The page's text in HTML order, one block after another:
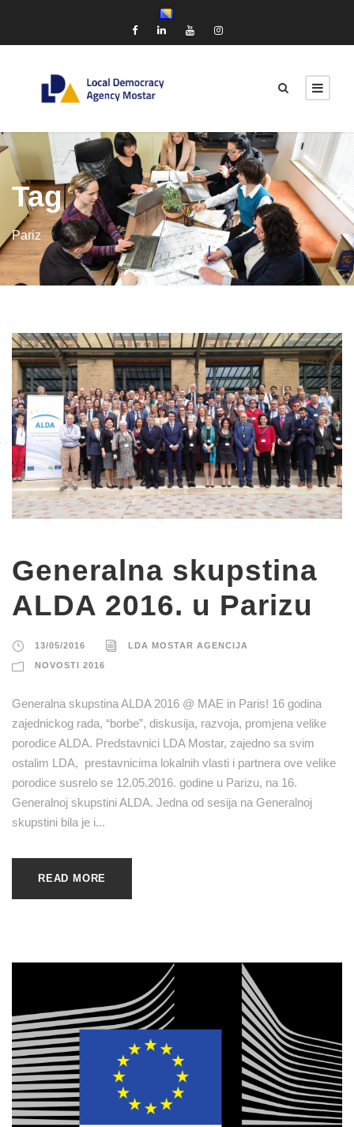
Tag
Pariz
Generalna skupstina
ALDA 2016. u Parizu
13/05/2016 LDA MOSTAR AGENCIJA
NOVOSTI 2016
Generalna skupstina ALDA 2016 @ MAE in Paris! 16 godina
zajednickog rada, “borbe”, diskusija, razvoja, promjena velike
porodice ALDA. Predstavnici LDA Mostar, zajedno sa svim
ostalim LDA, prestavnicima lokalnih vlasti i partnera ove velike
porodice susrelo se 12.05.2016. godine u Parizu, na 16.
Generalnoj skupstini ALDA. Jedna od sesija na Generalnoj
skupstini bila je i...
READ MORE